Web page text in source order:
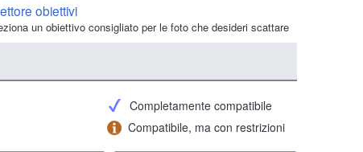
obiettivi
un obiettivo consigliato per le foto che desideri scattare
Completamente compatibile
Compatibile, ma con restrizioni